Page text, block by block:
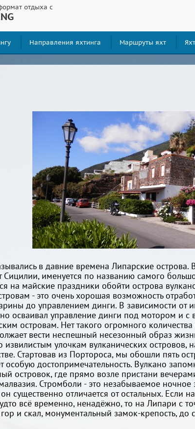
отдыха с
Направления яхтинга Маршруты яхт
в давние времена Липарские
именуется по названию самого
на майские праздники обойти острова
- это очень хорошая возможность
до управлением динги. В зависимости от
осваивал управление динги под мотором и
островам. Нет такого огромного
вести неспешный несезонный образ
улочкам вулканических
Стартовав из Портороса, мы обошли пять
особую достопримечательность. Вулкано
островок, где прямо возле пристани
Стромболи - это незабываемое
существенно отличается от остальных. Если
всё временно, ненадёжно, то на Липари с
и скал, монументальный замок-крепость,